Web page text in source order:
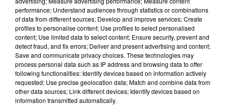
En quelques jours seulement, la séquence a déjà été
visionnée plus de 200 000 fois. Un véritable succès !
performance; Understand audiences through statistics or combinations
of data from different sources; Develop and improve services; Create
profiles to personalise content; Use profiles to select personalised
content; Use limited data to select content; Ensure security, prevent and
detect fraud, and fix errors; Deliver and present advertising and content;
Save and communicate privacy choices. These technologies may
process personal data such as IP address and browsing data to offer
following functionalities: Identify devices based on information actively
requested; Use precise geolocation data; Match and combine data from
other data sources; Link different devices; Identify devices based on
information transmitted automatically.